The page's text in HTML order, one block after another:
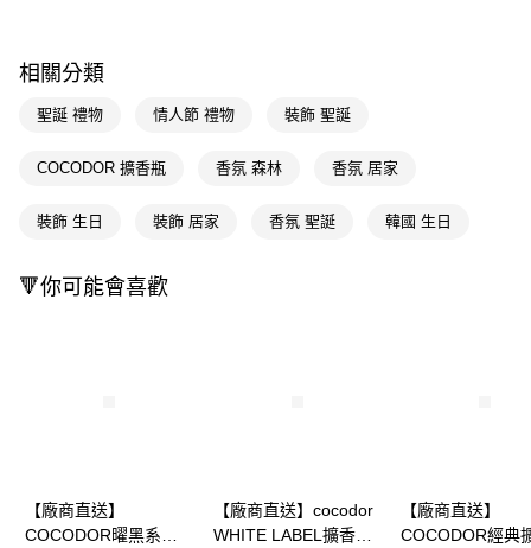
１．透過由恩沛科技股份有限公司提供之「AFTEE先享後付」服務完成之交
權轉讓予恩沛科技股份有限公司。
３．未成年的使用者請事先徵得法定代理人或監護人之同意方可使用
任。
請求用戶進行身份認證。
相關分類
聖誕 禮物 情人節 禮物 裝飾 聖誕
COCODOR 擴香瓶 香氛 森林 香氛 居家
裝飾 生日 裝飾 居家 香氛 聖誕 韓國 生日
🔻你可能會喜歡
【廠商直送】
COCODOR曜黑系列
【廠商直送】cocodor
WHITE LABEL擴香瓶
【廠商直送】
COCODOR經典